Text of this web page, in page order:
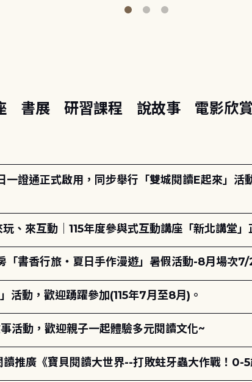
書展 研習課程 說故事 電影欣賞
一證通正式啟用，同步舉行「雙城閱讀E起來」
、來互動｜115年度參與式互動講座「新北講堂」
「書香行旅・夏日手作漫遊」暑假活動-8月場次
活動，歡迎踴躍參加(115年7月至8月)。
活動，歡迎親子一起體驗多元閱讀文化~
讀推廣《寶貝閱讀大世界--打敗蛀牙蟲大作戰！0-5